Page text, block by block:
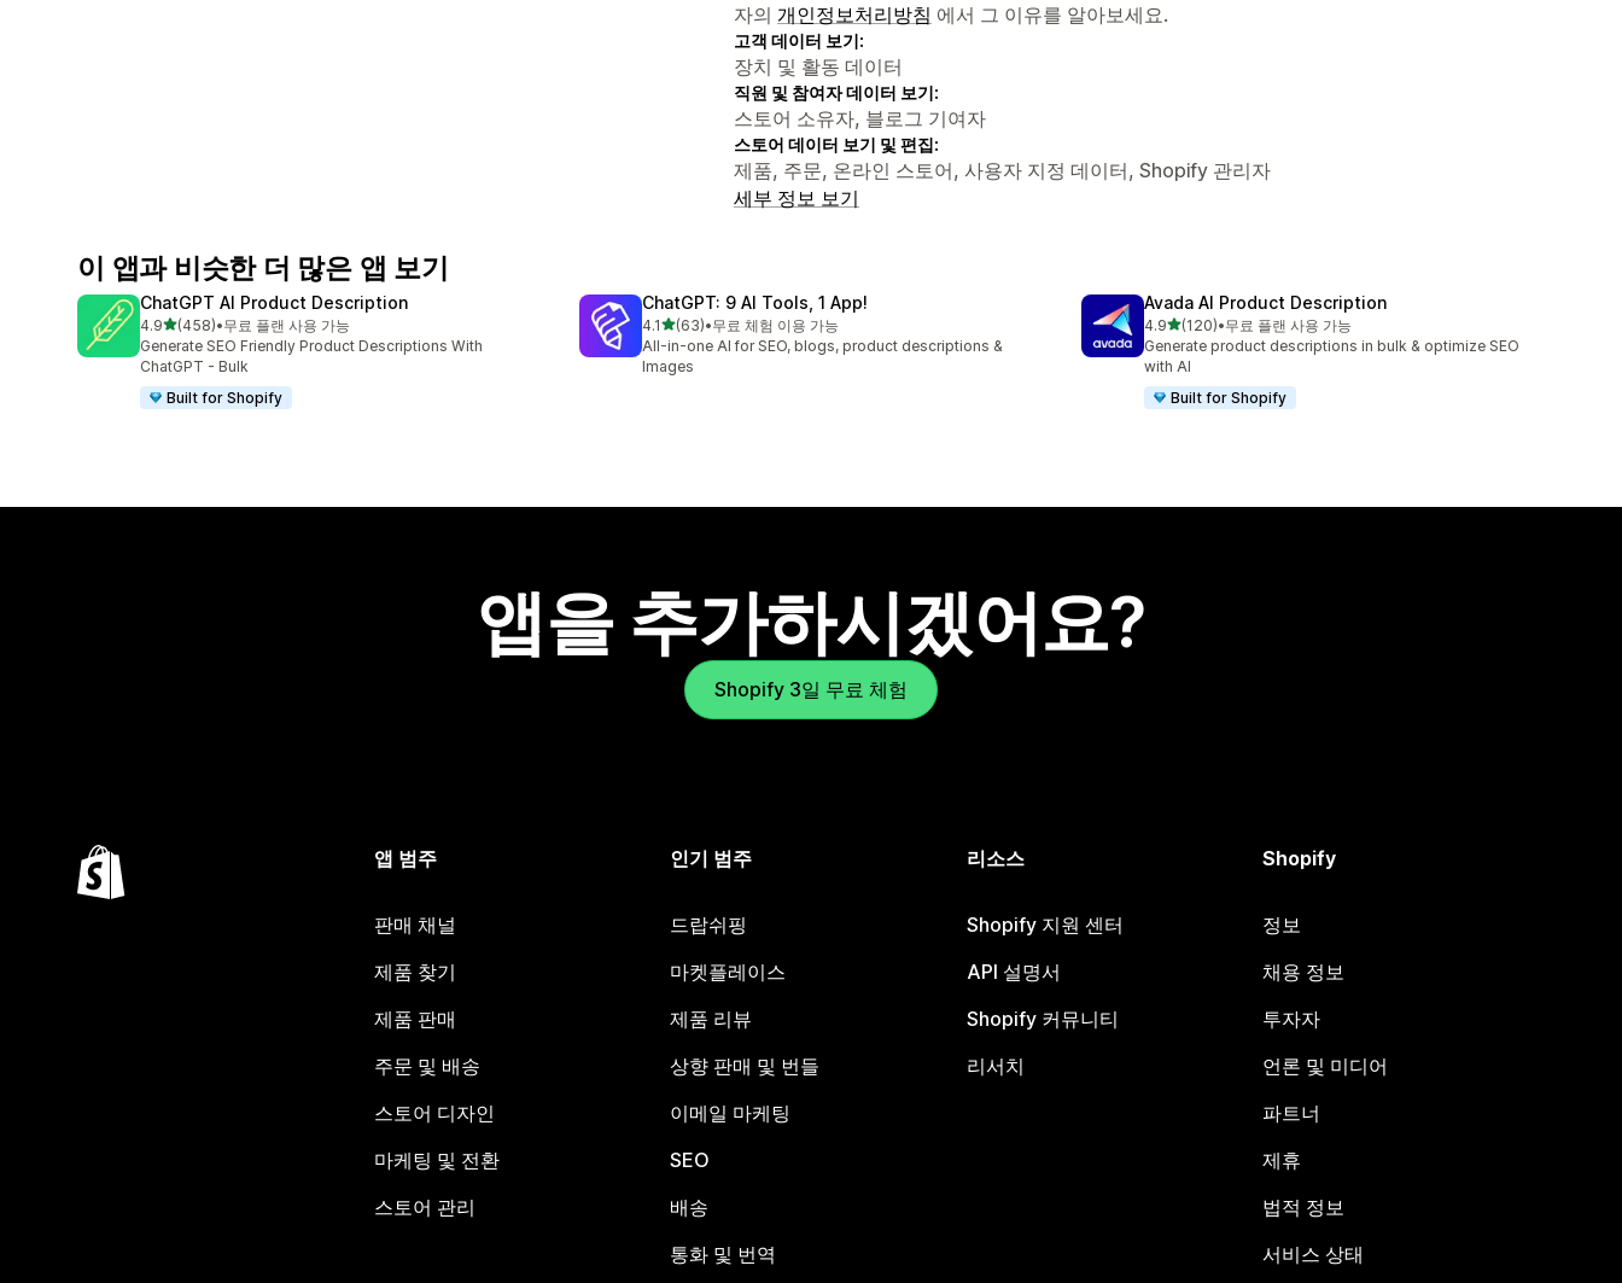
자의 개인정보처리방침 에서 그 이유를 알아보세요.
고객 데이터 보기:
장치 및 활동 데이터
직원 및 참여자 데이터 보기:
스토어 소유자, 블로그 기여자
스토어 데이터 보기 및 편집:
제품, 주문, 온라인 스토어, 사용자 지정 데이터, Shopify 관리자
세부 정보 보기
이 앱과 비슷한 더 많은 앱 보기
ChatGPT AI Product Description
4.9별 5개 중
(458)
총 리뷰 458개
•무료 플랜 사용 가능
Generate SEO Friendly Product Descriptions With
ChatGPT - Bulk
Built for Shopify
ChatGPT: 9 AI Tools, 1 App!
4.1별 5개 중
(63)
총 리뷰 63개
•무료 체험 이용 가능
All-in-one AI for SEO, blogs, product descriptions &
Images
Avada AI Product Description
4.9별 5개 중
(120)
총 리뷰 120개
•무료 플랜 사용 가능
Generate product descriptions in bulk & optimize SEO
with AI
Built for Shopify
앱을 추가하시겠어요?
Shopify 3일 무료 체험
앱 범주
판매 채널
제품 찾기
제품 판매
주문 및 배송
스토어 디자인
마케팅 및 전환
스토어 관리
인기 범주
드랍쉬핑
마켓플레이스
제품 리뷰
상향 판매 및 번들
이메일 마케팅
SEO
배송
통화 및 번역
리소스
Shopify 지원 센터
API 설명서
Shopify 커뮤니티
리서치
Shopify
정보
채용 정보
투자자
언론 및 미디어
파트너
제휴
법적 정보
서비스 상태